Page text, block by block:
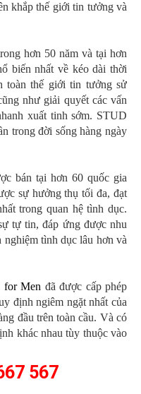
khắp thế giới tin tưởng và
hơn 50 năm và tại hơn
biến nhất về kéo dài thời
toàn thế giới tin tưởng sử
như giải quyết các vấn
xuất tinh sớm. STUD
trong đời sống hàng ngày
bán tại hơn 60 quốc gia
sự hưởng thụ tối đa, đạt
trong quan hệ tình dục.
tự tin, đáp ứng được nhu
tình dục lâu hơn và
for Men đã được cấp phép
định ngiêm ngặt nhất của
đầu trên toàn cầu. Và có
khác nhau tùy thuộc vào
567